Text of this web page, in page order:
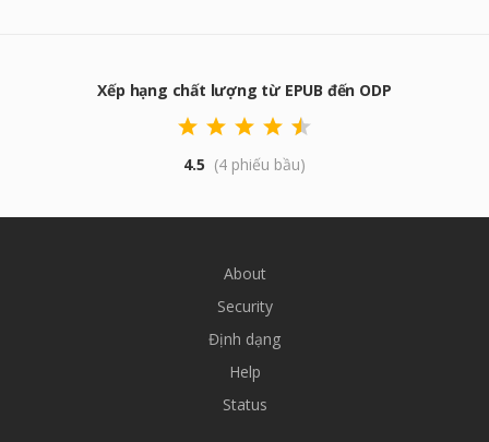
Xếp hạng chất lượng từ EPUB đến ODP
4.5 (4 phiếu bầu)
About
Security
Định dạng
Help
Status